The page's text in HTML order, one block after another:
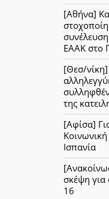
[Αθήνα]
ΕΑΑΚ στο
[Θεσ/
της
[Αφίσα]
Ισπανία
σκέψη
16